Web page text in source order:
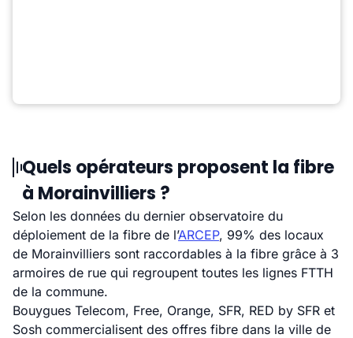
Quels opérateurs proposent la fibre
à Morainvilliers ?
Selon les données du dernier observatoire du
déploiement de la fibre de l’ARCEP, 99% des locaux
de Morainvilliers sont raccordables à la fibre grâce à 3
armoires de rue qui regroupent toutes les lignes FTTH
de la commune.
Bouygues Telecom, Free, Orange, SFR, RED by SFR et
Sosh commercialisent des offres fibre dans la ville de